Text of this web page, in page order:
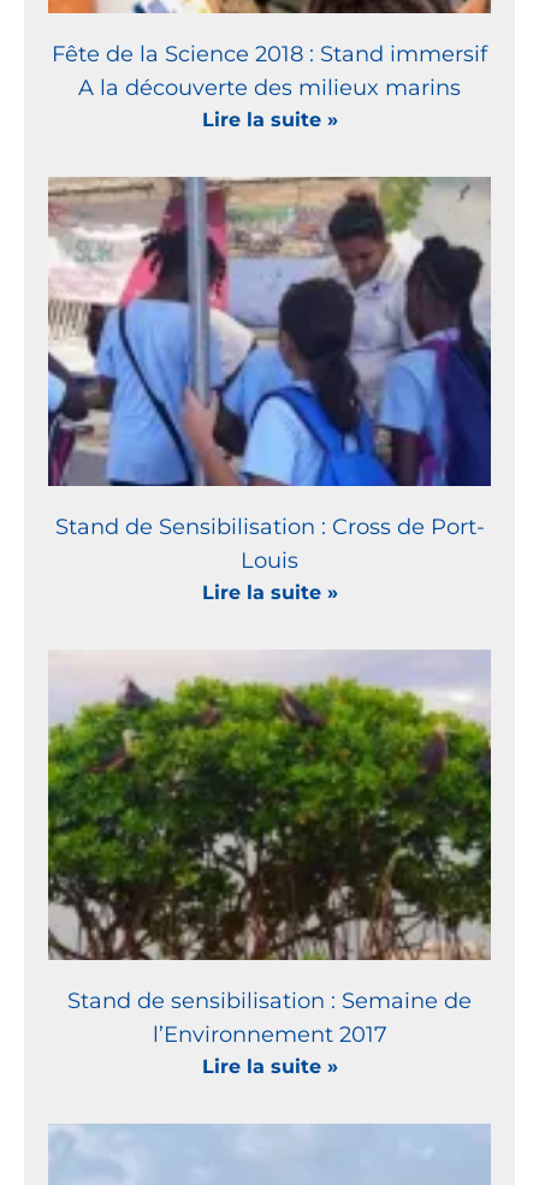
Fête de la Science 2018 : Stand immersif
A la découverte des milieux marins
Lire la suite »
Stand de Sensibilisation : Cross de Port-
Louis
Lire la suite »
Stand de sensibilisation : Semaine de
l’Environnement 2017
Lire la suite »